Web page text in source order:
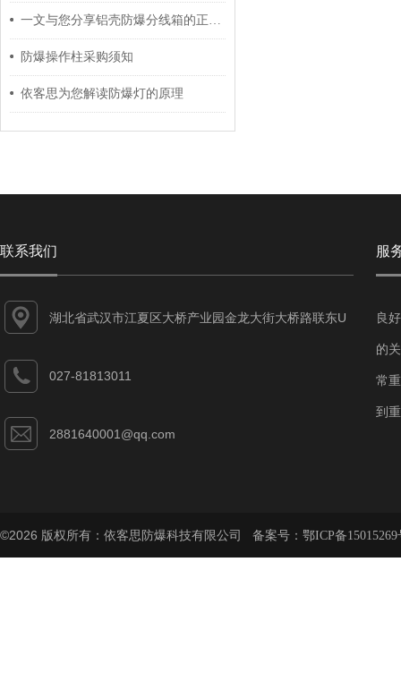
一文与您分享铝壳防爆分线箱的正确安全操作方法
防爆操作柱采购须知
依客思为您解读防爆灯的原理
联系我们
湖北省武汉市江夏区大桥产业园金龙大街大桥路联东U
027-81813011
2881640001@qq.com
服
良
的
常
到
©2026 版权所有：依客思防爆科技有限公司 备案号： 鄂ICP备15015269